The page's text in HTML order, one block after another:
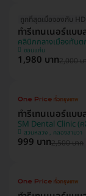
ถูกที่สุดเมื่อจองกับ HD
ทำรีเทนเนอร์แบ
คลินิกกลางเมืองทันต
ขอนแก่น
1,980 บาท2,000 บ
ทำรีเทนเนอร์แบ
SM Dental Clinic (
สวนหลวง , คลองสามวา
999 บาท2,500 บาท